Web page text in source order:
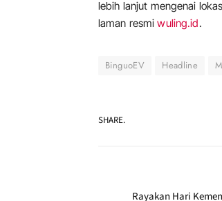
lebih lanjut mengenai
laman resmiwuling.id.
BinguoEV Headline
SHARE.
Rayakan Hari